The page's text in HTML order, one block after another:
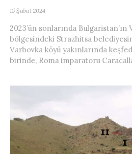
15 Şubat 2024
2023’ün sonlarında Bulgaristan’ın
bölgesindeki Strazhitsa
Varbovka köyü yakınlarında
birinde, Roma imparatoru